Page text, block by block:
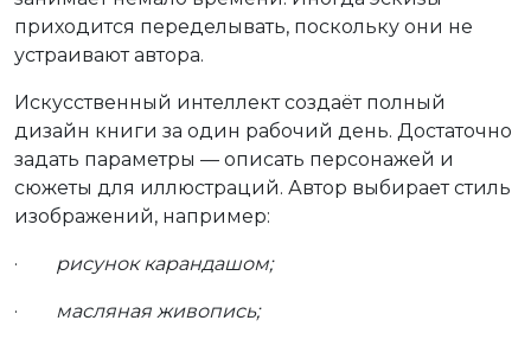
приходится переделывать, поскольку они не
устраивают автора.
Искусственный интеллект создаёт полный
дизайн книги за один рабочий день. Достаточно
задать параметры — описать персонажей и
сюжеты для иллюстраций. Автор выбирает стиль
изображений, например:
· рисунок карандашом;
· масляная живопись;